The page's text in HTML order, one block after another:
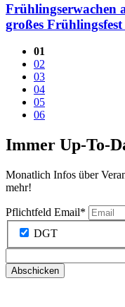
Frühlingserwachen
großes
01
02
03
04
05
06
Immer Up-To-
Monatlich Infos über
mehr!
Pflichtfeld Email*
DGT
Abschicken